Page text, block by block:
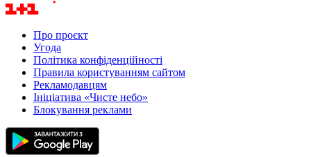
Про проєкт
Угода
Політика конфіденційності
Правила користуванням сайтом
Рекламодавцям
Ініціатива «Чисте небо»
Блокування реклами